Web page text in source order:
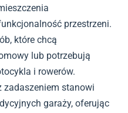
przestrzeni.
które chcą
lub potrzebują
i rowerów.
zadaszeniem stanowi
garaży, oferując